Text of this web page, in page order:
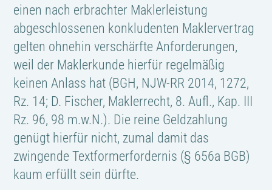
einen nach erbrachter Maklerleistung
abgeschlossenen konkludenten Maklervertrag
gelten ohnehin verschärfte Anforderungen,
weil der Maklerkunde hierfür regelmäßig
keinen Anlass hat (BGH, NJW-RR 2014, 1272,
Rz. 14; D. Fischer, Maklerrecht, 8. Aufl., Kap. III
Rz. 96, 98 m.w.N.). Die reine Geldzahlung
genügt hierfür nicht, zumal damit das
zwingende Textformerfordernis (§ 656a BGB)
kaum erfüllt sein dürfte.